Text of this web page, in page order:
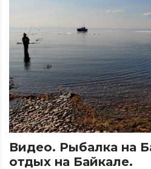
Видео. Рыбалка на
отдых на Байкале.